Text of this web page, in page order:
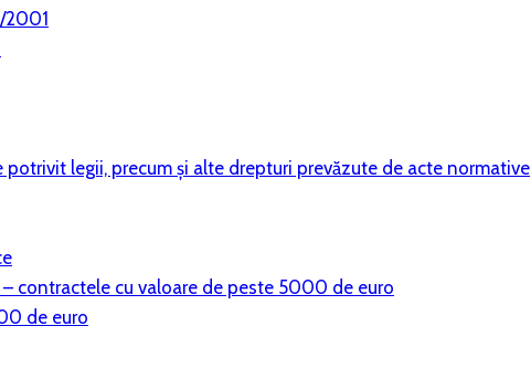
2001
legii, precum şi alte drepturi prevăzute de acte normative
contractele cu valoare de peste 5000 de euro
de euro